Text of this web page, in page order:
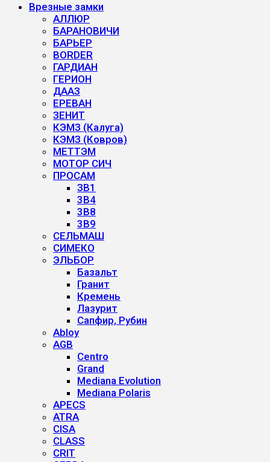
Врезные замки
АЛЛЮР
БАРАНОВИЧИ
БАРЬЕР
BORDER
ГАРДИАН
ГЕРИОН
ДААЗ
ЕРЕВАН
ЗЕНИТ
КЭМЗ (Калуга)
КЭМЗ (Ковров)
МЕТТЭМ
МОТОР СИЧ
ПРОСАМ
ЗВ1
3B4
3B8
3B9
СЕЛЬМАШ
СИМЕКО
ЭЛЬБОР
Базальт
Гранит
Кремень
Лазурит
Сапфир, Рубин
Abloy
AGB
Centro
Grand
Mediana Evolution
Mediana Polaris
APECS
ATRA
CISA
CLASS
CRIT